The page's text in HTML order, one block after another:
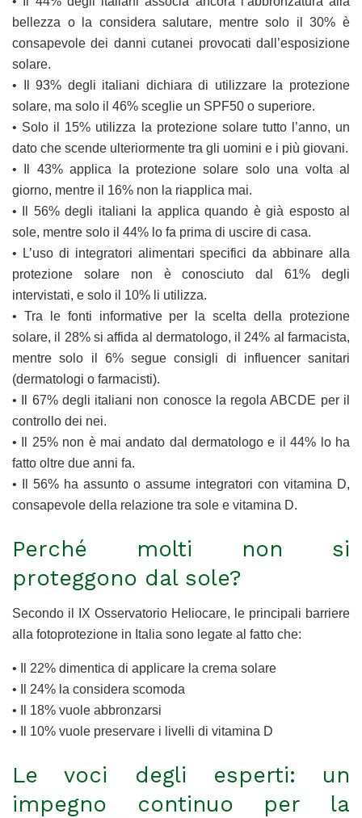
bellezza o la considera salutare, mentre solo il 30% è
consapevole dei danni cutanei provocati dall’esposizione
solare.
• Il 93% degli italiani dichiara di utilizzare la protezione
solare, ma solo il 46% sceglie un SPF50 o superiore.
• Solo il 15% utilizza la protezione solare tutto l’anno, un
dato che scende ulteriormente tra gli uomini e i più giovani.
• Il 43% applica la protezione solare solo una volta al
giorno, mentre il 16% non la riapplica mai.
• Il 56% degli italiani la applica quando è già esposto al
sole, mentre solo il 44% lo fa prima di uscire di casa.
• L’uso di integratori alimentari specifici da abbinare alla
protezione solare non è conosciuto dal 61% degli
intervistati, e solo il 10% li utilizza.
• Tra le fonti informative per la scelta della protezione
solare, il 28% si affida al dermatologo, il 24% al farmacista,
mentre solo il 6% segue consigli di influencer sanitari
(dermatologi o farmacisti).
• Il 67% degli italiani non conosce la regola ABCDE per il
controllo dei nei.
• Il 25% non è mai andato dal dermatologo e il 44% lo ha
fatto oltre due anni fa.
• Il 56% ha assunto o assume integratori con vitamina D,
consapevole della relazione tra sole e vitamina D.
Perché molti non si
proteggono dal sole?
Secondo il IX Osservatorio Heliocare, le principali barriere
alla fotoprotezione in Italia sono legate al fatto che:
• Il 22% dimentica di applicare la crema solare
• Il 24% la considera scomoda
• Il 18% vuole abbronzarsi
• Il 10% vuole preservare i livelli di vitamina D
Le voci degli esperti: un
impegno continuo per la